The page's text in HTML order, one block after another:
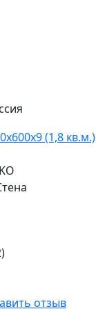
(1,8 кв.м.)
)
отзыв